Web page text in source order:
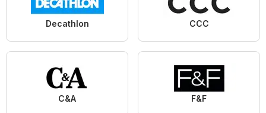
Decathlon CCC
C&A F&F